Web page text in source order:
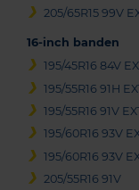
205/65R15 99V
16-inch banden
195/45R16 84V
195/55R16 91H
195/55R16 91V
195/60R16 93V
195/60R16 93V
205/55R16 91V